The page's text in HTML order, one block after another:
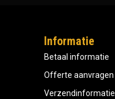
Informatie
Betaal informatie
Offerte aanvragen
Verzendinformatie